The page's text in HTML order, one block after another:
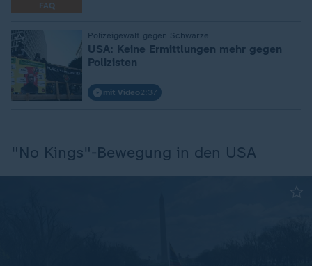
FAQ
Polizeigewalt gegen Schwarze
:
USA: Keine Ermittlungen mehr gegen
Polizisten
mit Video2:37
"No Kings"-Bewegung in den USA